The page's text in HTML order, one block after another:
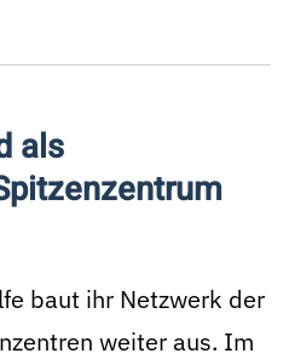
als
baut ihr Netzwerk der
weiter aus. Im